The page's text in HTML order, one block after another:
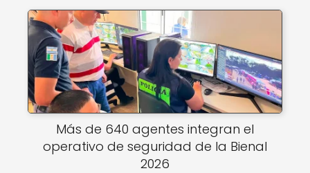
Más de 640 agentes integran el
operativo de seguridad de la Bienal
2026